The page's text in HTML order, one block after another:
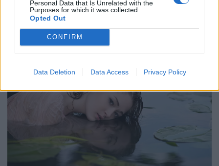
Personal Data that Is Unrelated with the
Purposes for which it was collected.
Opted Out
CONFIRM
Data Deletion Data Access Privacy Policy